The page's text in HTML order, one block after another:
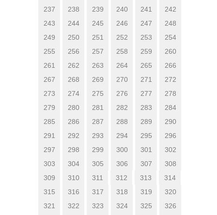
237
238 239 240 241
242
243
244 245 246 247
248
249
250 251 252 253
254
255
256 257 258 259
260
261
262 263 264 265
266
267
268 269 270 271
272
273
274 275 276 277
278
279
280 281 282 283
284
285
286 287 288 289
290
291
292 293 294 295
296
297
298 299 300 301
302
303
304 305 306 307
308
309
310 311 312 313
314
315
316 317 318 319
320
321
322 323 324 325
326